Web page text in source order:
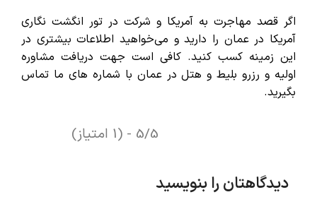
اگر قصد مهاجرت به آمریکا و شرکت در تور انگشت نگاری
آمریکا در عمان را دارید و می‌خواهید اطلاعات بیشتری در
این زمینه کسب کنید. کافی است جهت دریافت مشاوره
اولیه و رزرو بلیط و هتل در عمان با شماره های ما تماس
بگیرید.
5/5 - (1 امتیاز)
دیدگاهتان را بنویسید